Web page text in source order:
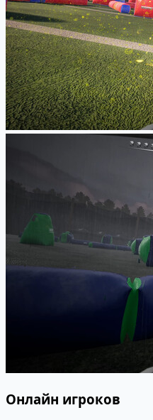
Онлайн игроков